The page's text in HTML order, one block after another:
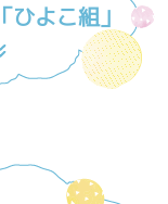
ひよこ組」